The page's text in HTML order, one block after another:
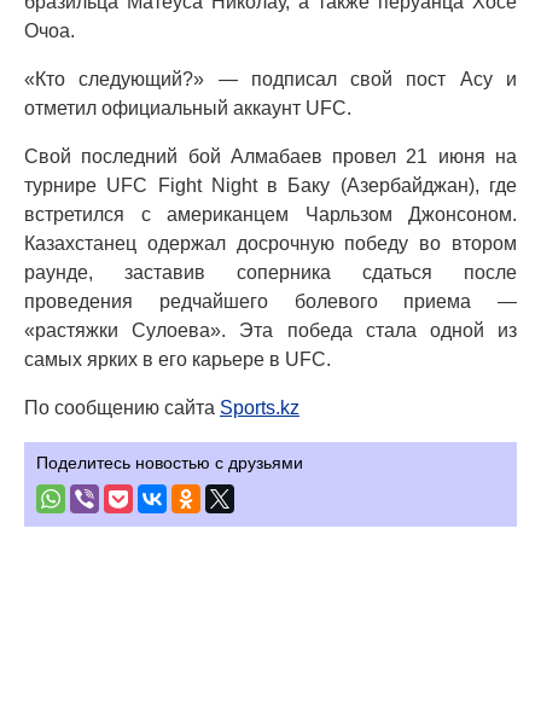
Очоа.
«Кто следующий?» — подписал свой пост Асу и
отметил официальный аккаунт UFC.
Свой последний бой Алмабаев провел 21 июня на
турнире UFC Fight Night в Баку (Азербайджан), где
встретился с американцем Чарльзом Джонсоном.
Казахстанец одержал досрочную победу во втором
раунде, заставив соперника сдаться после
проведения редчайшего болевого приема —
«растяжки Сулоева». Эта победа стала одной из
самых ярких в его карьере в UFC.
По сообщению сайта Sports.kz
Поделитесь новостью с друзьями